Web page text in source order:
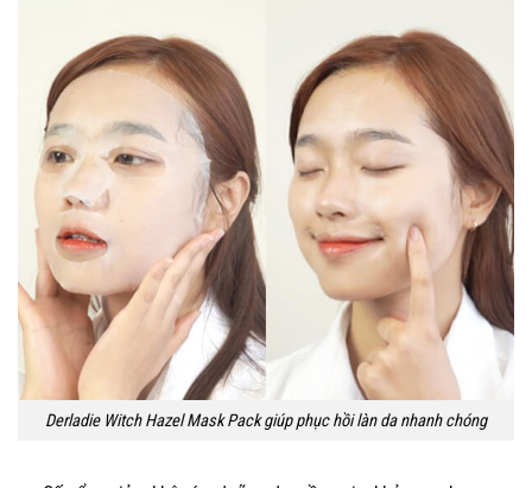
Derladie Witch Hazel Mask Pack giúp phục hồi làn da nhanh chóng